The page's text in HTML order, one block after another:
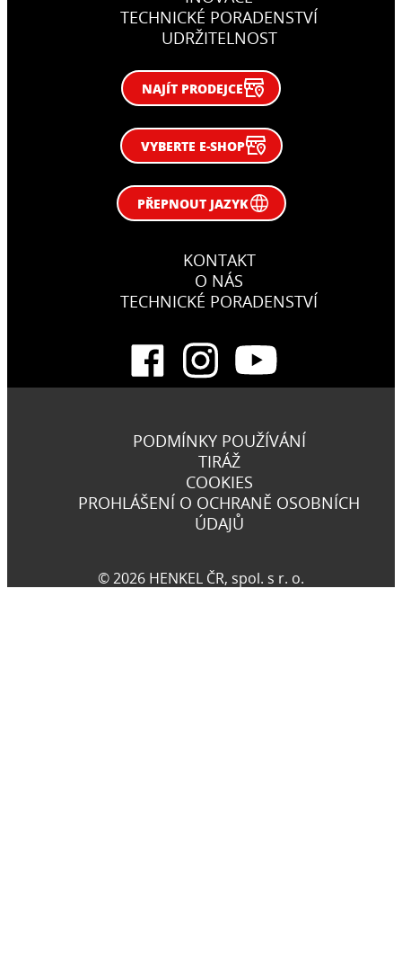
TECHNICKÉ PORADENSTVÍ
UDRŽITELNOST
NAJÍT PRODEJCE
VYBERTE E-SHOP
PŘEPNOUT JAZYK
KONTAKT
O NÁS
TECHNICKÉ PORADENSTVÍ
PODMÍNKY POUŽÍVÁNÍ
TIRÁŽ
COOKIES
PROHLÁŠENÍ O OCHRANĚ OSOBNÍCH
ÚDAJŮ
© 2026 HENKEL ČR, spol. s r. o.